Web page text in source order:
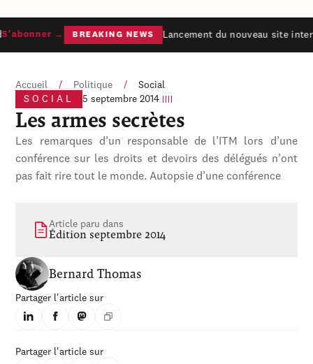
→ BREAKING NEWS Lancement du nouveau site
Accueil / Politique /
Social
SOCIAL
5 septembre 2014
Les armes secrètes
Les remarques d’un responsable de l’ITM lors d’une
conférence sur les droits et devoirs des délégués n’ont
pas fait rire tout le monde. Autopsie d’une conférence
Article paru dans
Édition septembre 2014
Bernard Thomas
Partager l'article sur
Partager l'article sur